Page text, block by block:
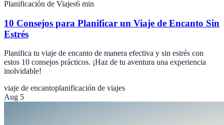
Planificación de Viajes6 min
10 Consejos para Planificar un Viaje de Encanto Sin
Estrés
Planifica tu viaje de encanto de manera efectiva y sin estrés con
estos 10 consejos prácticos. ¡Haz de tu aventura una experiencia
inolvidable!
viaje de encantoplanificación de viajes
Aug 5